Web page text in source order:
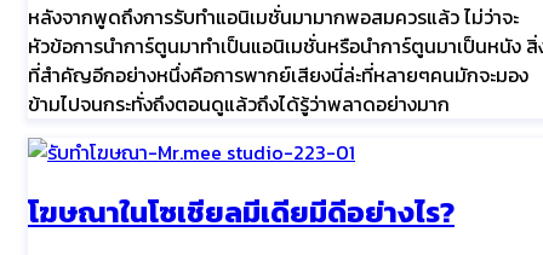
หลังจากพูดถึงการรับทำแอนิเมชั่นมามากพอสมควรแล้ว ไม่ว่าจะ
หัวข้อการนำการ์ตูนมาทำเป็นแอนิเมชั่นหรือนำการ์ตูนมาเป็นหนัง สิ่
ที่สำคัญอีกอย่างหนึ่งคือการพากย์เสียงนี่ล่ะที่หลายๆคนมักจะมอง
ข้ามไปจนกระทั่งถึงตอนดูแล้วถึงได้รู้ว่าพลาดอย่างมาก
โฆษณาในโซเชียลมีเดียมีดีอย่างไร?